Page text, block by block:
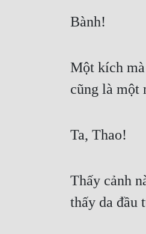
Bành!
Một kích
cũng là một
Ta, Thao!
Thấy cảnh
thấy da đầu